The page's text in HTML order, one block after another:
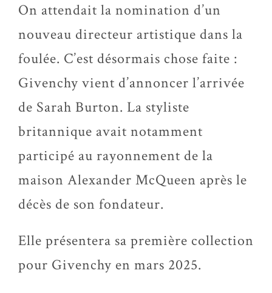
On attendait la nomination d’un
nouveau directeur artistique dans la
foulée. C’est désormais chose faite :
Givenchy vient d’annoncer l’arrivée
de Sarah Burton. La styliste
britannique avait notamment
participé au rayonnement de la
maison Alexander McQueen après le
décès de son fondateur.
Elle présentera sa première collection
pour Givenchy en mars 2025.